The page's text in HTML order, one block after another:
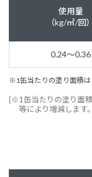
使用量
（kg/㎡/回）
0.24～0.36
※1缶当たりの塗り面積は
{※1缶当たりの塗り面
等により増減します